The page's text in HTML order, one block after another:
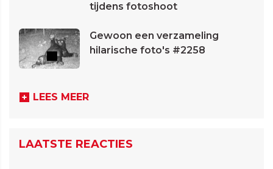
tijdens fotoshoot
Gewoon een verzameling
hilarische foto's #2258
LEES MEER
LAATSTE REACTIES